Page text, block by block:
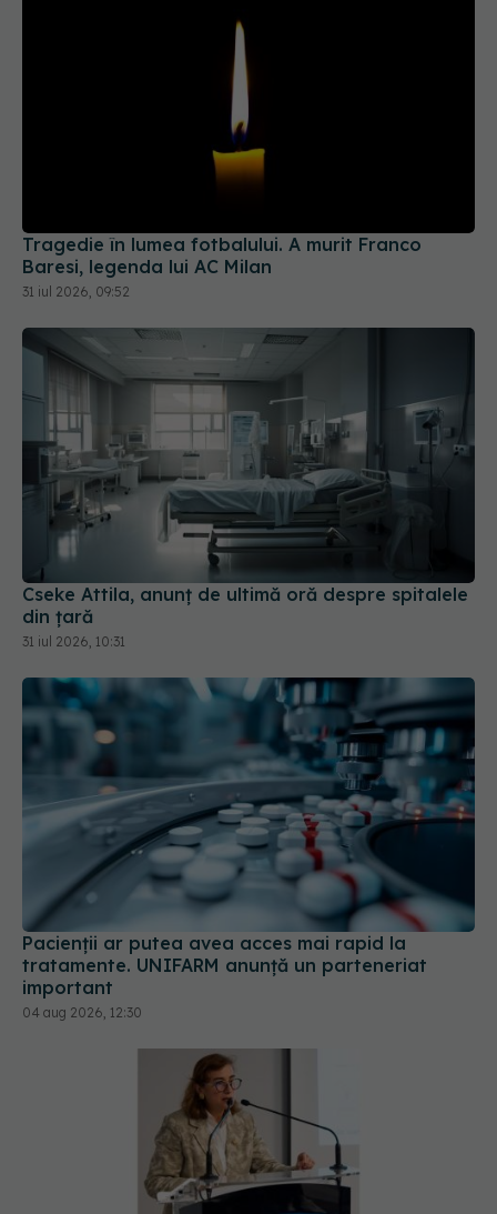
Tragedie în lumea fotbalului. A murit Franco
31 iul 2026, 09:52
Cseke Attila, anunț de ultimă oră despre spitalele
din țară
31 iul 2026, 10:31
Pacienții ar putea avea acces mai rapid la
tratamente. UNIFARM anunță un parteneriat
important
04 aug 2026, 12:30